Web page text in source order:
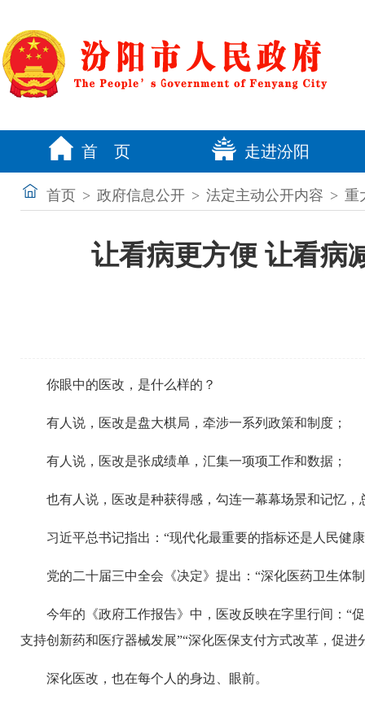
首 页 走进汾阳
首页 > 政府信息公开 > 法定主动公开内容 > 重
让看病更方便 让看
你眼中的医改，是什么样的？
有人说，医改是盘大棋局，牵涉一系列政策和制度；
有人说，医改是张成绩单，汇集一项项工作和数据；
也有人说，医改是种获得感，勾连一幕幕场景和记忆，
习近平总书记指出：“现代化最重要的指标还是人民健
党的二十届三中全会《决定》提出：“深化医药卫生体
今年的《政府工作报告》中，医改反映在字里行间：“
支持创新药和医疗器械发展”“深化医保支付方式改革，促
深化医改，也在每个人的身边、眼前。